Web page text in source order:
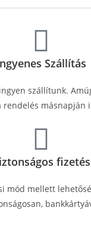
Szállítás
szállítunk.
rendelés másnapján
fizetés
mód mellett